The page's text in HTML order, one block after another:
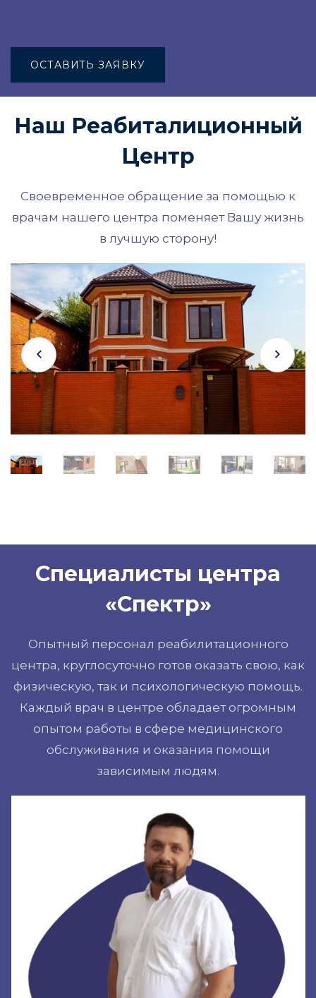
ОСТАВИТЬ ЗАЯВКУ
Наш Реабиталиционный
Центр
Своевременное обращение за помощью к
врачам нашего центра поменяет Вашу жизнь
в лучшую сторону!
Специалисты центра
«Спектр»
Опытный персонал реабилитационного
центра, круглосуточно готов оказать свою, как
физическую, так и психологическую помощь.
Каждый врач в центре обладает огромным
опытом работы в сфере медицинского
обслуживания и оказания помощи
зависимым людям.